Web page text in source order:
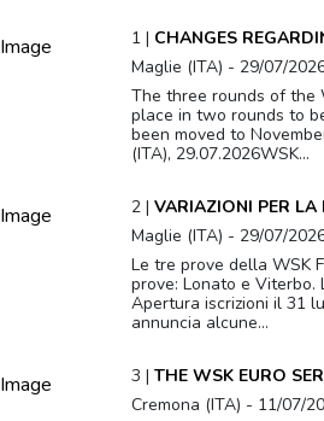
1 | CHANGES
Maglie (ITA) - 29/07/
The three rounds of the
place in two rounds to
been moved to
(ITA), 29.07.2026WSK...
2 | VARIAZIONI PER
Maglie (ITA) - 29/07/
Le tre prove della WSK
prove: Lonato e
Apertura iscrizioni il 31
annuncia alcune...
3 | THE WSK EURO
Cremona (ITA) - 11/07/